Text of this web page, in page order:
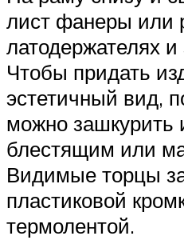
лист фанеры или
латодержателях и
Чтобы придать
эстетичный вид,
можно зашкурить
блестящим или
Видимые торцы
пластиковой
термолентой.